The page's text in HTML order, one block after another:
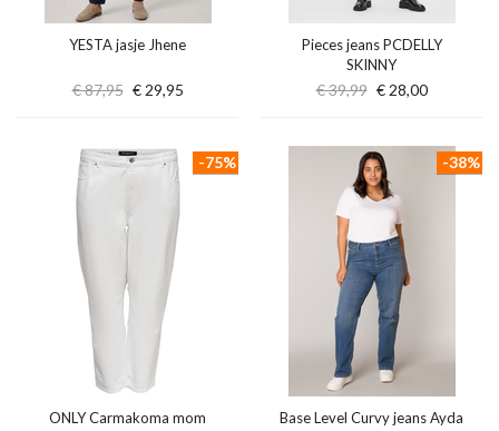
YESTA jasje Jhene
€ 87,95 € 29,95
Pieces jeans PCDELLY
SKINNY
€ 39,99 € 28,00
ONLY Carmakoma mom
-75%
Base Level Curvy jeans Ayda
-38%